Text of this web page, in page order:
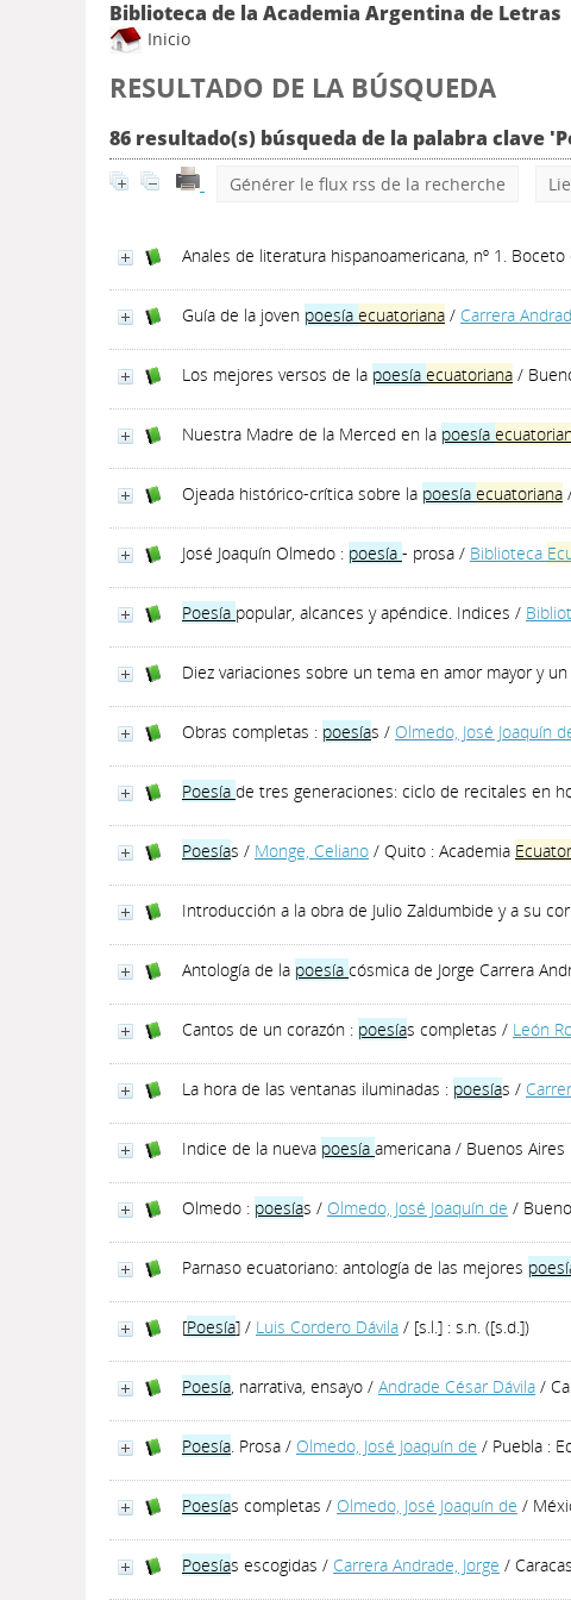
Biblioteca de la Academia Argentina de Letras
Inicio
RESULTADO DE LA BÚSQUEDA
86 resultado(s) búsqueda de la palabra clave
Générer le flux rss de la recherche
Anales de literatura hispanoamericana, nº 1. Boceto
Guía de la joven poesía ecuatoriana / Carrera
Los mejores versos de la poesía ecuatoriana /
Nuestra Madre de la Merced en la poesía
Ojeada histórico-crítica sobre la poesía ecuatoriana
José Joaquín Olmedo : poesía - prosa / Biblioteca
Poesía popular, alcances y apéndice. Indices /
Diez variaciones sobre un tema en amor mayor y
Obras completas : poesías / Olmedo, José Joaquín
Poesía de tres generaciones: ciclo de recitales en
Poesías / Monge, Celiano / Quito : Academia
Introducción a la obra de Julio Zaldumbide y a su
Antología de la poesía cósmica de Jorge Carrera
Cantos de un corazón : poesías completas / León
La hora de las ventanas iluminadas : poesías /
Indice de la nueva poesía americana / Buenos Aires
Olmedo : poesías / Olmedo, José Joaquín de /
Parnaso ecuatoriano: antología de las mejores
[Poesía] / Luis Cordero Dávila / [s.l.] : s.n. ([s.d.])
Poesía, narrativa, ensayo / Andrade César Dávila /
Poesía. Prosa / Olmedo, José Joaquín de / Puebla :
Poesías completas / Olmedo, José Joaquín de /
Poesías escogidas / Carrera Andrade, Jorge /